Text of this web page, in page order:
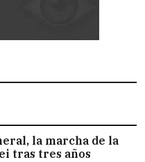
la marcha de la
tras tres años